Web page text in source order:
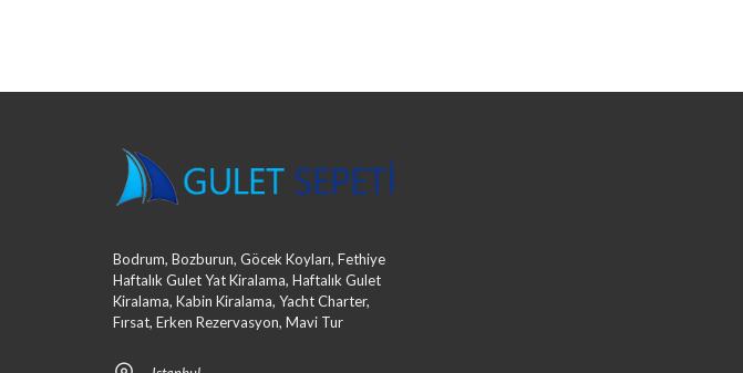
Bodrum, Bozburun, Göcek Koyları, Fethiye
Haftalık Gulet Yat Kiralama, Haftalık Gulet
Kiralama, Kabin Kiralama, Yacht Charter,
Fırsat, Erken Rezervasyon, Mavi Tur